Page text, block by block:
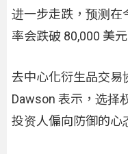
进一步走跌，预测在
率会跌破 80,000 美
去中心化衍生品交易
Dawson 表示，选择
投资人偏向防御的心